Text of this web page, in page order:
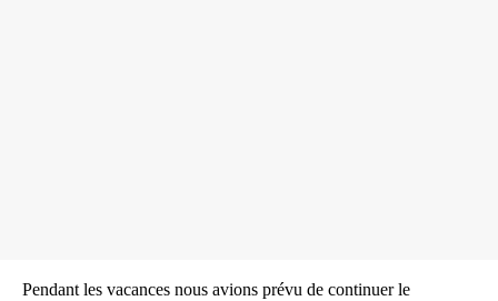
Pendant les vacances nous avions prévu de continuer le